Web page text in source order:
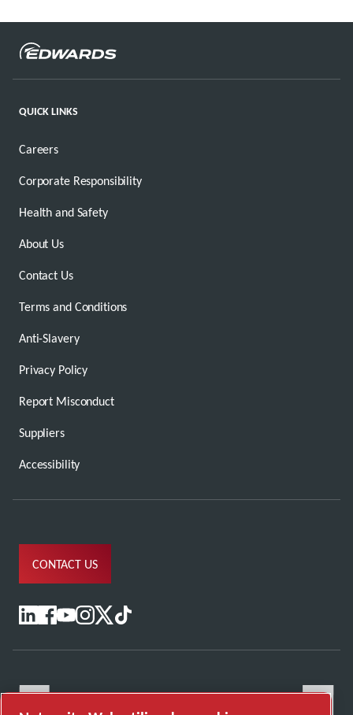
QUICK LINKS
Careers
Corporate Responsibility
Health and Safety
About Us
Contact Us
Terms and Conditions
Anti-Slavery
Privacy Policy
Report Misconduct
Suppliers
Accessibility
CONTACT US